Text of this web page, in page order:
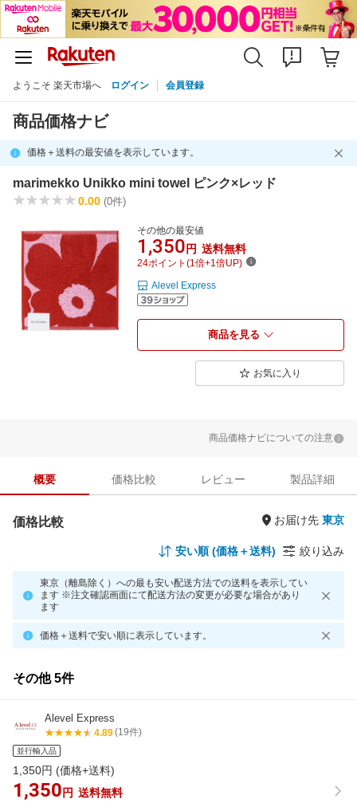
ようこそ 楽天市場へ ログイン 会員登録
商品価格ナビ
価格＋送料の最安値を表示しています。
marimekko Unikko mini towel ピンク×レッド
0.00 (0件)
その他の最安値
1,350 円 送料無料
24ポイント(1倍+1倍UP)
Alevel Express
商品を見る
お気に入り
商品価格ナビについての注意
概要 価格比較 レビュー 製品詳細
価格比較 お届け先
安い順 (価格＋送料) 絞り込み
東京（離島除く）への最も安い配送方法での送料を表示してい
ます ※注文確認画面にて配送方法の変更が必要な場合があり
ます
価格＋送料で安い順に表示しています。
その他 5件
Alevel Express
4.89(19件)
並行輸入品
1,350円 (価格+送料)
1,350 円 送料無料